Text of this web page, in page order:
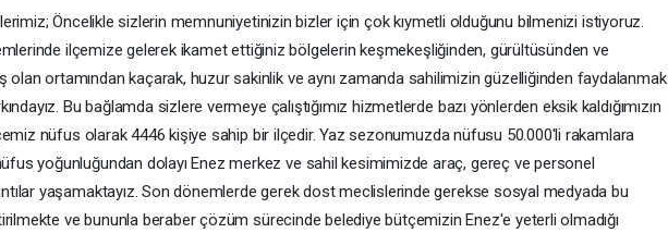
Öncelikle sizlerin memnuniyetinizin bizler için çok kıymetli olduğunu bilmenizi istiyoruz.
ilçemize gelerek ikamet ettiğiniz bölgelerin keşmekeşliğinden, gürültüsünden ve
olan ortamından kaçarak, huzur sakinlik ve aynı zamanda sahilimizin güzelliğinden faydalanmak
Bu bağlamda sizlere vermeye çalıştığımız hizmetlerde bazı yönlerden eksik kaldığımızın
nüfus olarak 4446 kişiye sahip bir ilçedir. Yaz sezonumuzda nüfusu 50.000'li rakamlara
yoğunluğundan dolayı Enez merkez ve sahil kesimimizde araç, gereç ve personel
yaşamaktayız. Son dönemlerde gerek dost meclislerinde gerekse sosyal medyada bu
ve bununla beraber çözüm sürecinde belediye bütçemizin Enez'e yeterli olmadığı